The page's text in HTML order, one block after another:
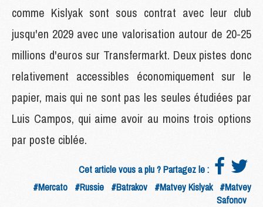
comme Kislyak sont sous contrat avec leur club
jusqu'en 2029 avec une valorisation autour de 20-25
millions d'euros sur Transfermarkt. Deux pistes donc
relativement accessibles économiquement sur le
papier, mais qui ne sont pas les seules étudiées par
Luis Campos, qui aime avoir au moins trois options
par poste ciblée.
Cet article vous a plu ? Partagez le :
#Mercato #Russie #Batrakov #Matvey Kislyak #Matvey
Safonov